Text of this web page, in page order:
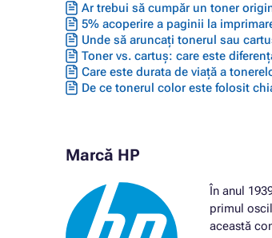
Ar trebui să cumpăr un toner
5% acoperire a paginii la
Unde să aruncați tonerul sau
Toner vs. cartuș: care este
Care este durata de viață a
De ce tonerul color este folosit
Marcă HP
În anul
primul
această